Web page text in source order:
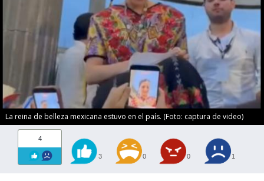
La reina de belleza mexicana estuvo en el país. (Foto: captura de video)
4
3 0 0 1